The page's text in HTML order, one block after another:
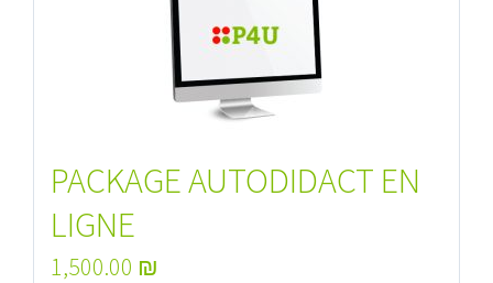
PACKAGE AUTODIDACT EN
LIGNE
1,500.00 ₪